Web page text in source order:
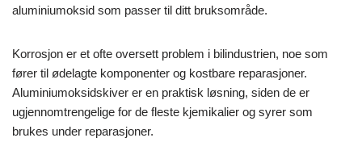
aluminiumoksid som passer til ditt bruksområde.
Korrosjon er et ofte oversett problem i bilindustrien, noe som
fører til ødelagte komponenter og kostbare reparasjoner.
Aluminiumoksidskiver er en praktisk løsning, siden de er
ugjennomtrengelige for de fleste kjemikalier og syrer som
brukes under reparasjoner.